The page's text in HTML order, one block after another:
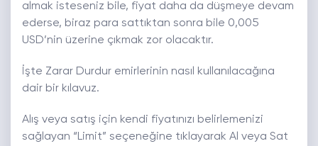
almak isteseniz bile, fiyat daha da düşmeye devam
ederse, biraz para sattıktan sonra bile 0,005
USD’nin üzerine çıkmak zor olacaktır.
İşte Zarar Durdur emirlerinin nasıl kullanılacağına
dair bir kılavuz.
Alış veya satış için kendi fiyatınızı belirlemenizi
sağlayan “Limit” seçeneğine tıklayarak Al veya Sat